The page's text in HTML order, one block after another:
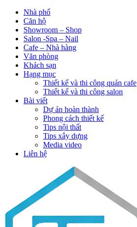
Nhà phố
Căn hộ
Showroom – Shop
Salon -Spa – Nail
Cafe – Nhà hàng
Văn phòng
Khách sạn
Hạng mục
Thiết kế và thi công quán cafe
Thiết kế và thi công salon
Bài viết
Dự án hoàn thành
Phong cách thiết kế
Tips nội thất
Tips xây dựng
Media video
Liên hệ